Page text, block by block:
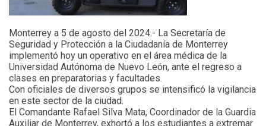
Monterrey a 5 de agosto del 2024.- La Secretaría de
Seguridad y Protección a la Ciudadanía de Monterrey
implementó hoy un operativo en el área médica de la
Universidad Autónoma de Nuevo León, ante el regreso a
clases en preparatorias y facultades.
Con oficiales de diversos grupos se intensificó la vigilancia
en este sector de la ciudad.
El Comandante Rafael Silva Mata, Coordinador de la Guardia
Auxiliar de Monterrey, exhortó a los estudiantes a extremar